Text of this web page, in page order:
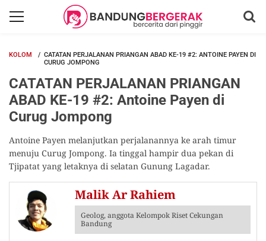
KOLOM
CATATAN PERJALANAN PRIANGAN ABAD KE-19 #2: ANTOINE PAYEN DI
CURUG JOMPONG
CATATAN PERJALANAN PRIANGAN
ABAD KE-19 #2: Antoine Payen di
Curug Jompong
Antoine Payen melanjutkan perjalanannya ke arah timur
menuju Curug Jompong. Ia tinggal hampir dua pekan di
Tjipatat yang letaknya di selatan Gunung Lagadar.
Malik Ar Rahiem
Geolog, anggota Kelompok Riset Cekungan
Bandung